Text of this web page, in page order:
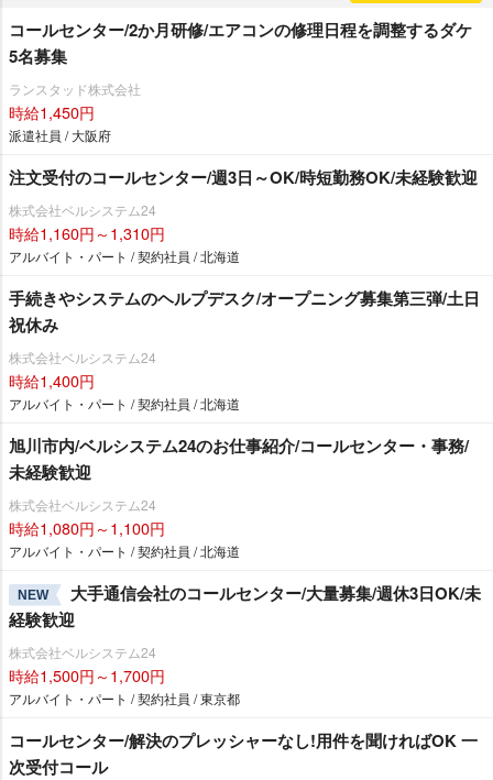
コールセンター/2か月研修/エアコンの修理日程を調整するダケ
5名募集
ランスタッド株式会社
時給1,450円
派遣社員 / 大阪府
注文受付のコールセンター/週3日～OK/時短勤務OK/未経験歓迎
株式会社ベルシステム24
時給1,160円～1,310円
アルバイト・パート / 契約社員 / 北海道
手続きやシステムのヘルプデスク/オープニング募集第三弾/土日
祝休み
株式会社ベルシステム24
時給1,400円
アルバイト・パート / 契約社員 / 北海道
旭川市内/ベルシステム24のお仕事紹介/コールセンター・事務/
未経験歓迎
株式会社ベルシステム24
時給1,080円～1,100円
アルバイト・パート / 契約社員 / 北海道
NEW
大手通信会社のコールセンター/大量募集/週休3日OK/未
経験歓迎
株式会社ベルシステム24
時給1,500円～1,700円
アルバイト・パート / 契約社員 / 東京都
コールセンター/解決のプレッシャーなし!用件を聞ければOK 一
次受付コール